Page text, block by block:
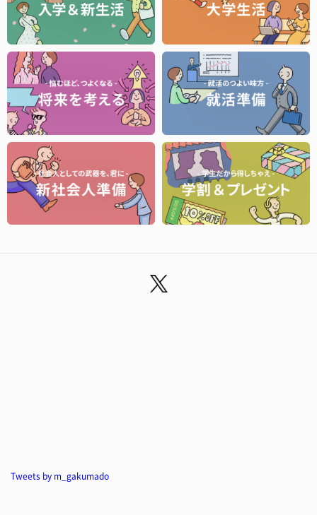
Tweets by m_gakumado